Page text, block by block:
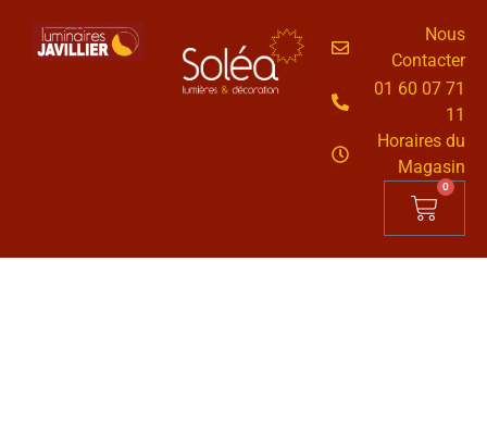
Nous
Contacter
01 60 07 71
11
Horaires du
Magasin
0